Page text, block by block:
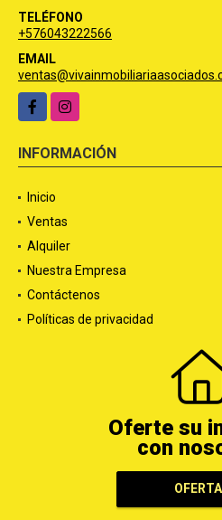
TELÉFONO
+576043222566
EMAIL
FacebookInstagram
INFORMACIÓN
Inicio
Ventas
Alquiler
Nuestra Empresa
Contáctenos
Políticas de privacidad
Oferte su
con